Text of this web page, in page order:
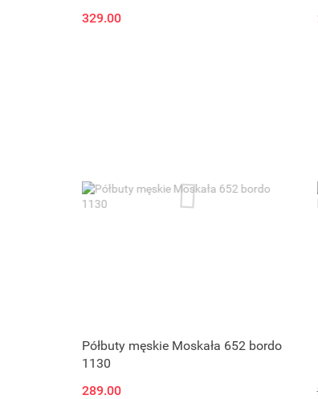
329.00
Półbuty męskie Moskała 652 bordo
1130
289.00